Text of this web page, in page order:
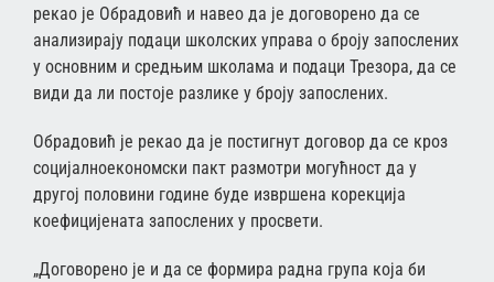
рекао је Обрадовић и навео да је договорено да се
анализирају подаци школских управа о броју запослених
у основним и средњим школама и подаци Трезора, да се
види да ли постоје разлике у броју запослених.
Обрадовић је рекао да је постигнут договор да се кроз
социјалноекономски пакт размотри могућност да у
другој половини године буде извршена корекција
коефицијената запослених у просвети.
„Договорено је и да се формира радна група која би